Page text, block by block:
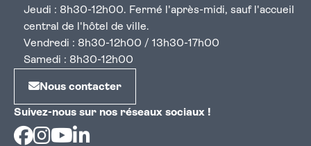
Jeudi : 8h30-12h00. Fermé l'après-midi, sauf l'accueil
central de l'hôtel de ville.
Vendredi : 8h30-12h00 / 13h30-17h00
Samedi : 8h30-12h00
Nous contacter
Suivez-nous sur nos réseaux sociaux !
Facebook
Instagram
Youtube